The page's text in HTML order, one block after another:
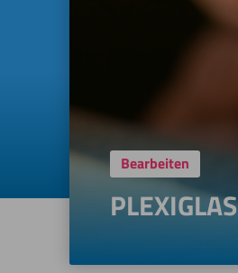
Bearbeiten